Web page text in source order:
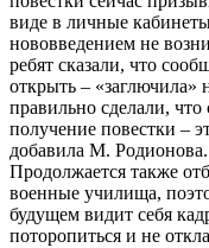
виде в личные
нововведением не
ребят сказали, что
открыть –
правильно сделали,
получение повестки –
добавила М. Родионова.
Продолжается также
военные училища,
будущем видит себя
поторопиться и не